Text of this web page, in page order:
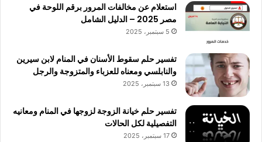
استعلام عن مخالفات المرور برقم اللوحة في
مصر 2025 – الدليل الشامل
5 سبتمبر، 2025
تفسير حلم سقوط الأسنان في المنام لابن سيرين
والنابلسي ومعناه للعزباء والمتزوجة والرجل
13 سبتمبر، 2025
تفسير حلم خيانة الزوجة لزوجها في المنام ومعانيه
التفصيلية لكل الحالات
17 سبتمبر، 2025